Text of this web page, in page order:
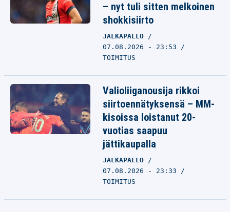
– nyt tuli sitten melkoinen
shokkisiirto
JALKAPALLO
07.08.2026 - 23:53
TOIMITUS
Valioliiganousija rikkoi
siirtoennätyksensä – MM-
kisoissa loistanut 20-
vuotias saapuu
jättikaupalla
JALKAPALLO
07.08.2026 - 23:33
TOIMITUS